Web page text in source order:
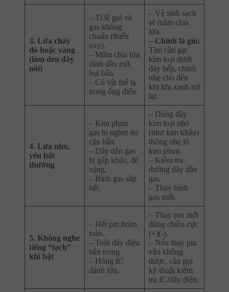
3. Lửa cháy
đỏ hoặc vàng
(làm đen đáy
nồi)
– Tỉ lệ gió và
gas không
chuẩn (thiếu
oxy).
– Mâm chia lửa
dính dầu mỡ,
bụi bẩn.
– Có vật thể lạ
trong ống điếu.
– Vệ sinh sạch
sẽ mâm chia
lửa.
– Chỉnh lá gió:
Tìm cần gạt
kim loại dưới
đáy bếp, chỉnh
nhẹ cho đến
khi lửa xanh trở
lại.
4. Lửa nhỏ,
yếu bất
thường
– Kim phun
gas bị nghẹt do
cặn bẩn.
– Dây dẫn gas
bị gấp khúc, đè
nặng.
– Bình gas sắp
hết.
– Dùng dây
kim loại nhỏ
(như kim khâu)
thông nhẹ lỗ
kim phun.
– Kiểm tra
đường dây dẫn
gas.
– Thay bình
gas mới.
5. Không nghe
tiếng “tạch”
khi bật
– Hết pin hoàn
toàn.
– Tuột dây điện
bên trong.
– Hỏng IC
đánh lửa.
– Thay pin mới
đúng chiều cực
(+)(-).
– Nếu thay pin
vẫn không
được, cần gọi
kỹ thuật kiểm
tra IC/dây điện.